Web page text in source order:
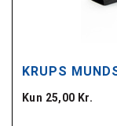
KRUPS
Kun 25,00 Kr.